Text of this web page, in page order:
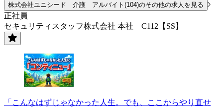
株式会社ユニシード 介護 アルバイト(104)のその他の求人を見る
正社員
セキュリティスタッフ株式会社 本社 C112【SS】
「こんなはずじゃなかった人生。でも、ここからやり直せ